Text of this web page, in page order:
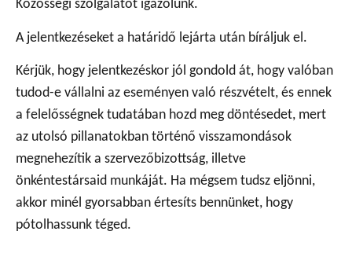
Közösségi szolgálatot igazolunk.
A jelentkezéseket a határidő lejárta után bíráljuk el.
Kérjük, hogy jelentkezéskor jól gondold át, hogy valóban
tudod-e vállalni az eseményen való részvételt, és ennek
a felelősségnek tudatában hozd meg döntésedet, mert
az utolsó pillanatokban történő visszamondások
megnehezítik a szervezőbizottság, illetve
önkéntestársaid munkáját. Ha mégsem tudsz eljönni,
akkor minél gyorsabban értesíts bennünket, hogy
pótolhassunk téged.